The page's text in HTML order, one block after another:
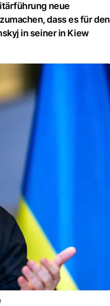
neue
dass es für den
in seiner in Kiew